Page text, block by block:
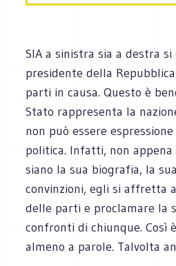
SIA a sinistra sia a destra
presidente della
parti in causa. Questo è
Stato rappresenta la
non può essere
politica. Infatti, non
siano la sua biografia, la
convinzioni, egli si affretta
delle parti e proclamare la
confronti di chiunque. Così
almeno a parole. Talvolta